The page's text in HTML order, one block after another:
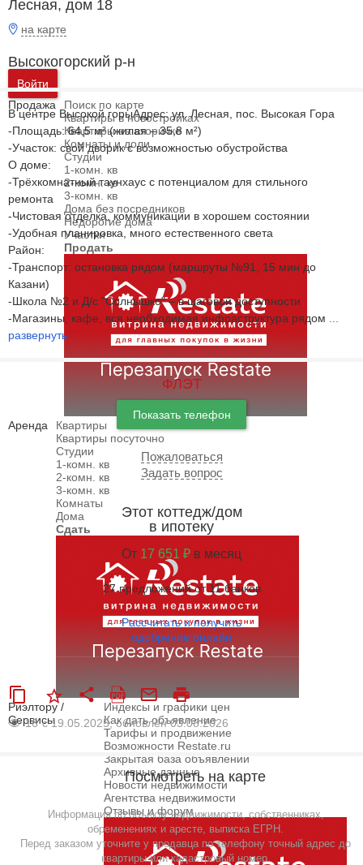
Войти
Продажа
Поиск по карте
Квартиры в новостройках
Квартиры на вторичке
Комнаты и доли
Студии
1-комн. кв
2-комн. кв
3-комн. кв
Дома без посредников
Недорогие дома
Участки
Продать
Аренда
Квартиры
Квартиры посуточно
Студии
1-комн. кв
2-комн. кв
3-комн. кв
Комнаты
Дома
Сдать
Риэлтору /
Сервисы
Индексы и графики цен
Как дать объявление
Тарифы и продвижение
Возможности Restate.ru
Закрытая база объявлений
Архивные данные
Новости недвижимости
Агентства недвижимости
Отзывы и форум
Лесная, дом 18
на карте
Высокогорский р-н
В центре Высокой горыАдрес: ул. Лесная, пос. Высокая Гора
-Площадь: 64,5 м² (жилая – 35,8 м²)
-Участок: свой дворик с возможностью обустройства
О доме:
-Трёхкомнатный таунхаус с потенциалом для стильного
ремонта
-Чистовая отделка, коммуникации в хорошем состоянии
-Удобная планировка, много естественного света
Район:
-Транспорт: остановка рядом (маршруты №91, 15 мин до
Казани)
-Школа №2 и Д/с "Солнышко" – в шаговой доступности
-Магазины, кафе, вся необходимая инфраструктура рядом
развернуть
ФЛЭТ
Показать телефон
Пожаловаться
Задать вопрос
Этот коттедж/дом
в ипотеку
От 17 651 ₽ в месяц
27 предложений от 11 банков
Рассчитать и получить
одобрение онлайн
16 с 19.05.2025, обновлён 03.08.2026
Посмотреть на карте
Информация по объекту недвижимости, собственниках,
обременениях и аресте, выписка ЕГРН.
Перед заказом уточните у продавца по телефону точный адрес до
квартиры или кадастровый номер.